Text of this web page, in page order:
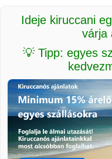
Ideje kiruccani
várja
💡 Tipp: egyes